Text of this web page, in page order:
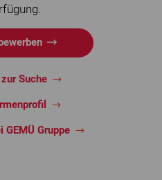
Suche
GEMÜ Gruppe